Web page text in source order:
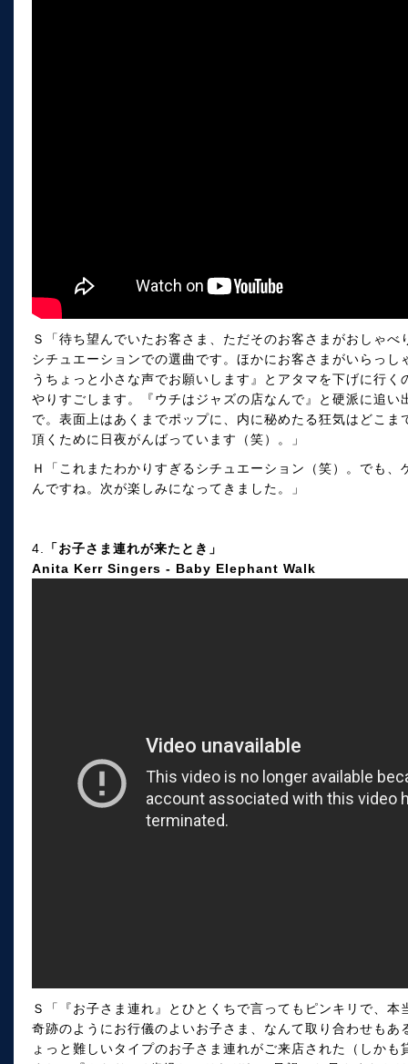
Ｓ「待ち望んでいたお客さま、ただそのお客さまがおしゃ
シチュエーションでの選曲です。ほかにお客さまがいらっ
うちょっと小さな声でお願いします』とアタマを下げに行
やりすごします。『ウチはジャズの店なんで』と硬派に追
で。表面上はあくまでポップに、内に秘めたる狂気はどこ
頂くために日夜がんばっています（笑）。」
Ｈ「これまたわかりすぎるシチュエーション（笑）。でも
んですね。次が楽しみになってきました。」
4.
「お子さま連れが来たとき」
Anita Kerr Singers - Baby Elephant Walk
Ｓ「『お子さま連れ』とひとくちで言ってもピンキリで、
奇跡のようにお行儀のよいお子さま、なんて取り合わせも
ょっと難しいタイプのお子さま連れがご来店された（しか